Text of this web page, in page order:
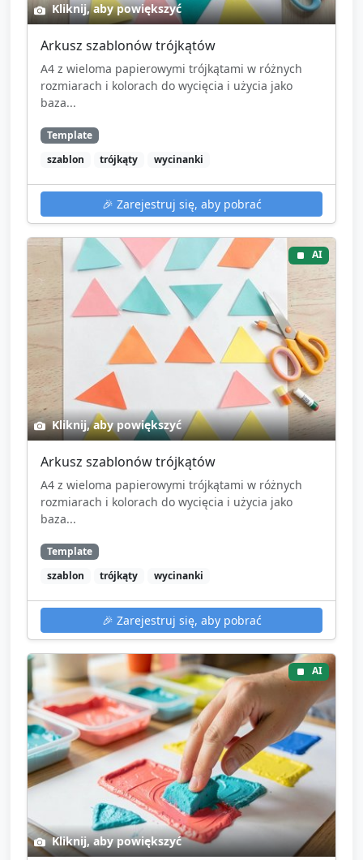
Kliknij, aby powiększyć
Arkusz szablonów trójkątów
A4 z wieloma papierowymi trójkątami w różnych
rozmiarach i kolorach do wycięcia i użycia jako
baza...
Template
szablon
trójkąty wycinanki
🎉 Zarejestruj się, aby pobrać
AI
Kliknij, aby powiększyć
Arkusz szablonów trójkątów
A4 z wieloma papierowymi trójkątami w różnych
rozmiarach i kolorach do wycięcia i użycia jako
baza...
Template
szablon
trójkąty wycinanki
🎉 Zarejestruj się, aby pobrać
AI
Kliknij, aby powiększyć